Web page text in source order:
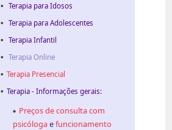
Terapia para Idosos
Terapia para Adolescentes
Terapia Infantil
Terapia Online
Terapia Presencial
Terapia - Informações gerais:
Preços de consulta com
psicólogaefuncionamento